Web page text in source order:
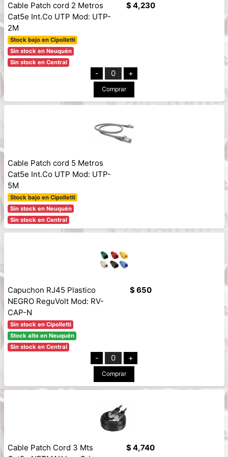
Cable Patch cord 2 Metros
Cat5e Int.Co UTP Mod: UTP-
2M
Stock bajo en Cipolletti
Sin stock en Neuquén
Sin stock en Central
$ 4,230
- 0 +
Comprar
Cable Patch cord 5 Metros
Cat5e Int.Co UTP Mod: UTP-
5M
Stock bajo en Cipolletti
Sin stock en Neuquén
Sin stock en Central
Capuchon RJ45 Plastico
NEGRO ReguVolt Mod: RV-
CAP-N
Sin stock en Cipolletti
Stock alto en Neuquén
Sin stock en Central
$ 650
- 0 +
Comprar
Cable Patch Cord 3 Mts
$ 4,740